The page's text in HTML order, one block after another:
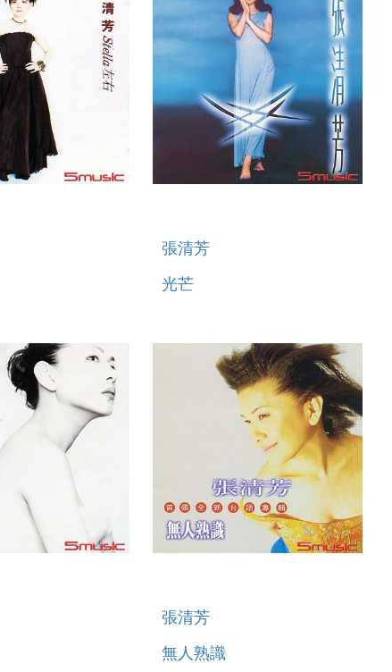
張清芳
光芒
張清芳
無人熟識